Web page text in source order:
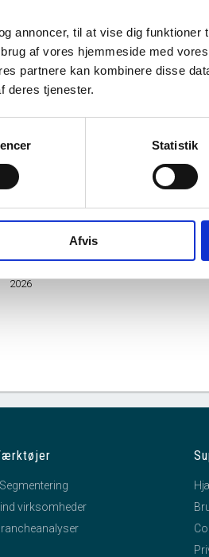
annoncer, til at vise dig funktioner
af vores hjemmeside med
partnere kan kombinere disse
deres tjenester.
Statistik
Afvis
2026
59F, 7500 Holstebro
ejet Mindre Virksomhed
virksomheder